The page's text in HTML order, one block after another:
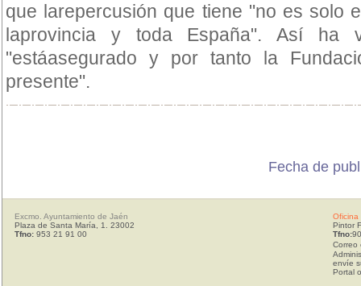
que larepercusión que tiene "no es solo
laprovincia y toda España". Así ha
"estáasegurado y por tanto la
presente".
Fecha de
Excmo. Ayuntamiento de Jaén
Plaza de Santa María, 1. 23002
Tfno: 953 21 91 00
Oficina
Pintor
Tfno:
Correo
envíe
Portal